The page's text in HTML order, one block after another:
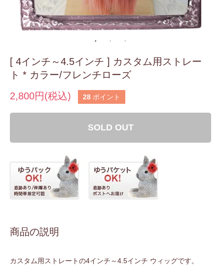
[ 4インチ～4.5インチ ] カスタム用ストレー
ト * カラー/フレンチローズ
2,800円(税込)
28 ポイント
SOLD OUT
商品の説明
カスタム用ストレートの4インチ～4.5インチ ウィッグです。